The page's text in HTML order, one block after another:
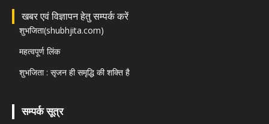
खबर एवं विज्ञापन हेतु सम्पर्क करें
शुभजिता(shubhjita.com)
महत्वपूर्ण लिंक
शुभजिता : सृजन ही समृद्धि की शक्ति है
सम्पर्क सूत्र